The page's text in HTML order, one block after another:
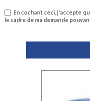
En cochant ceci, j'accepte
le cadre de ma demande